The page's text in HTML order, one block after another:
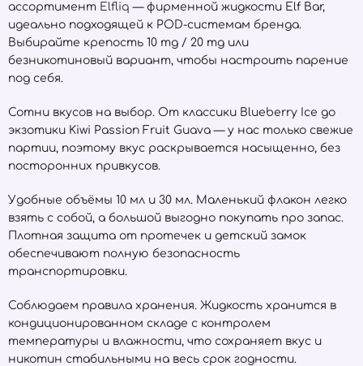
ассортимент Elfliq — фирменной жидкости Elf Bar,
идеально подходящей к POD-системам бренда.
Выбирайте крепость 10 mg / 20 mg или
безникотиновый вариант, чтобы настроить парение
под себя.
Сотни вкусов на выбор. От классики Blueberry Ice до
экзотики Kiwi Passion Fruit Guava — у нас только свежие
партии, поэтому вкус раскрывается насыщенно, без
посторонних привкусов.
Удобные объёмы 10 мл и 30 мл. Маленький флакон легко
взять с собой, а большой выгодно покупать про запас.
Плотная защита от протечек и детский замок
обеспечивают полную безопасность
транспортировки.
Соблюдаем правила хранения. Жидкость хранится в
кондиционированном складе с контролем
температуры и влажности, что сохраняет вкус и
никотин стабильными на весь срок годности.